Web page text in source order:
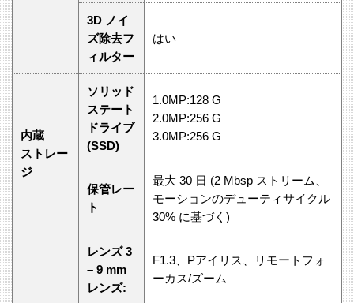
3D ノイ
ズ除去フ
ィルター
はい
内蔵
ストレー
ジ
ソリッド
ステート
ドライブ
(SSD)
1.0MP:128 G
2.0MP:256 G
3.0MP:256 G
保管レー
ト
最大 30 日 (2 Mbsp ストリーム、
モーションのデューティサイクル
30% に基づく)
レンズ 3
– 9 mm
レンズ:
F1.3、Pアイリス、リモートフォ
ーカス/ズーム